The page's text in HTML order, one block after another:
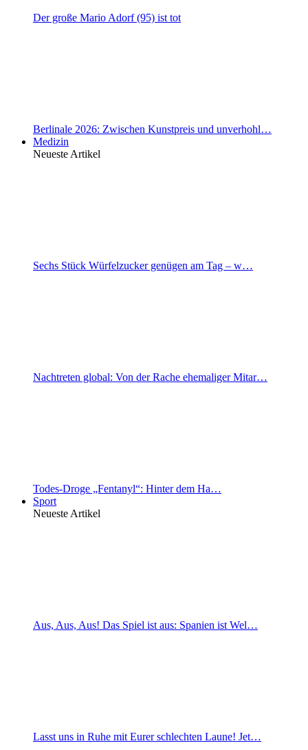
Der große Mario Adorf (95) ist tot
Berlinale 2026: Zwischen Kunstpreis und unverhohl…
Medizin
Neueste Artikel
Sechs Stück Würfelzucker genügen am Tag – w…
Nachtreten global: Von der Rache ehemaliger Mitar…
Todes-Droge „Fentanyl“: Hinter dem Ha…
Sport
Neueste Artikel
Aus, Aus, Aus! Das Spiel ist aus: Spanien ist Wel…
Lasst uns in Ruhe mit Eurer schlechten Laune! Jet…